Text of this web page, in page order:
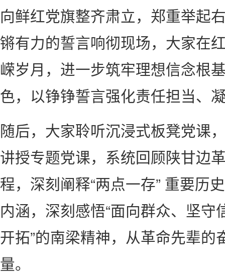
向鲜红党旗整齐肃立，郑重举起
锵有力的誓言响彻现场，大家在
嵘岁月，进一步筑牢理想信念根
色，以铮铮誓言强化责任担当、
随后，大家聆听沉浸式板凳党课
讲授专题党课，系统回顾陕甘边
程，深刻阐释“两点一存” 重要历
内涵，深刻感悟“面向群众、坚
开拓”的南梁精神，从革命先辈的
量。